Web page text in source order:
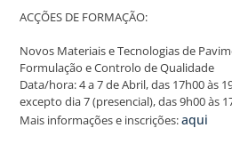
ACÇÕES DE FORMAÇÃO:
Novos Materiais e Tecnologias de
Formulação e Controlo de Qualidade
Data/hora: 4 a 7 de Abril, das 17h00 às
excepto dia 7 (presencial), das 9h00 às
Mais informações e inscrições:aqui